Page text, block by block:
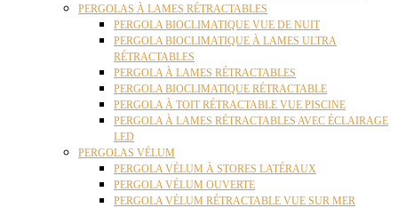
PERGOLAS À LAMES RÉTRACTABLES
PERGOLA BIOCLIMATIQUE VUE DE NUIT
PERGOLA BIOCLIMATIQUE À LAMES ULTRA
RÉTRACTABLES
PERGOLA À LAMES RÉTRACTABLES
PERGOLA BIOCLIMATIQUE RÉTRACTABLE
PERGOLA À TOIT RÉTRACTABLE VUE PISCINE
PERGOLA À LAMES RÉTRACTABLES AVEC ÉCLAIRAGE
LED
PERGOLAS VÉLUM
PERGOLA VÉLUM À STORES LATÉRAUX
PERGOLA VÉLUM OUVERTE
PERGOLA VÉLUM RÉTRACTABLE VUE SUR MER